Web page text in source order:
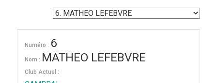
Numéro : 6
Nom : MATHEO LEFEBVRE
Club Actuel :